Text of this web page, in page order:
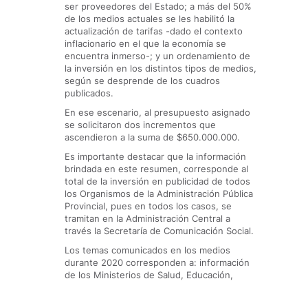
ser proveedores del Estado; a más del 50%
de los medios actuales se les habilitó la
actualización de tarifas -dado el contexto
inflacionario en el que la economía se
encuentra inmerso-; y un ordenamiento de
la inversión en los distintos tipos de medios,
según se desprende de los cuadros
publicados.
En ese escenario, al presupuesto asignado
se solicitaron dos incrementos que
ascendieron a la suma de $650.000.000.
Es importante destacar que la información
brindada en este resumen, corresponde al
total de la inversión en publicidad de todos
los Organismos de la Administración Pública
Provincial, pues en todos los casos, se
tramitan en la Administración Central a
través la Secretaría de Comunicación Social.
Los temas comunicados en los medios
durante 2020 corresponden a: información
de los Ministerios de Salud, Educación,